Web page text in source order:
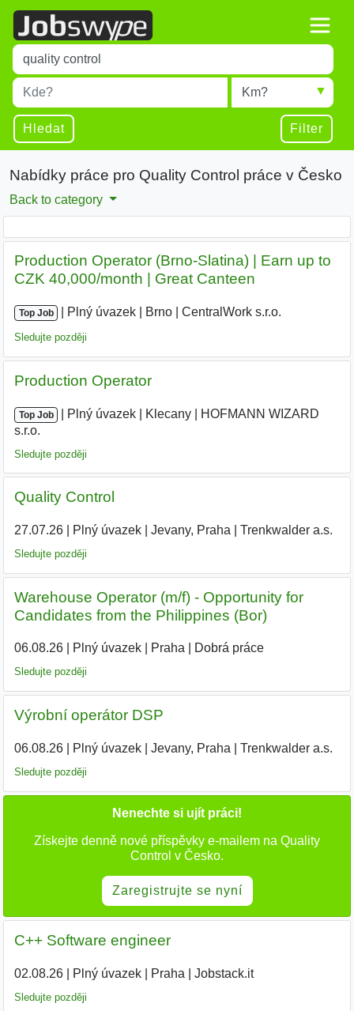
Title
Type 1 or more characters for results.
Místo
Type 1 or more characters for results.
Radius
Hledat Filter
Nabídky práce pro Quality Control práce v Česko
Back to category
Production Operator (Brno-Slatina) | Earn up to
CZK 40,000/month | Great Canteen
Top Job Plný úvazek Brno CentralWork s.r.o.
Sledujte později
Production Operator
Top Job Plný úvazek Klecany
HOFMANN WIZARD
s.r.o.
Sledujte později
Quality Control
27.07.26| Plný úvazek| Jevany, Praha Trenkwalder a.s.
Sledujte později
Warehouse Operator (m/f) - Opportunity for
Candidates from the Philippines (Bor)
06.08.26| Plný úvazek| Praha Dobrá práce
Sledujte později
Výrobní operátor DSP
06.08.26| Plný úvazek| Jevany, Praha Trenkwalder a.s.
Sledujte později
Nenechte si ujít práci!
Získejte denně nové příspěvky e-mailem na Quality
Control v Česko.
Zaregistrujte se nyní
C++ Software engineer
02.08.26| Plný úvazek| Praha Jobstack.it|
Sledujte později